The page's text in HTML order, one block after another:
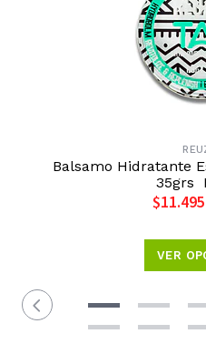
Balsamo Hidratante
35grs
$11.495
VER